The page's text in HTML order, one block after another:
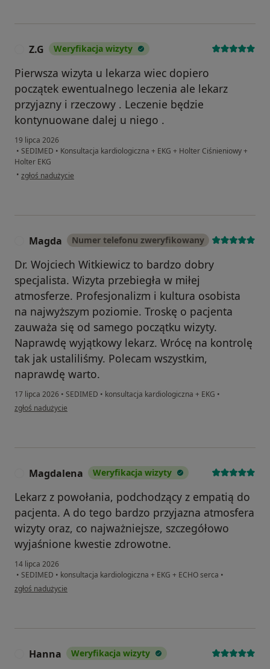
Z.G Weryfikacja wizyty
Pierwsza wizyta u lekarza wiec dopiero
początek ewentualnego leczenia ale lekarz
przyjazny i rzeczowy . Leczenie będzie
kontynuowane dalej u niego .
19 lipca 2026
• SEDIMED • Konsultacja kardiologiczna + EKG + Holter Ciśnieniowy +
Holter EKG
• w opinii użytkownika Z.G
zgłoś nadużycie
Magda Numer telefonu zweryfikowany
Dr. Wojciech Witkiewicz to bardzo dobry
specjalista. Wizyta przebiegła w miłej
atmosferze. Profesjonalizm i kultura osobista
na najwyższym poziomie. Troskę o pacjenta
zauważa się od samego początku wizyty.
Naprawdę wyjątkowy lekarz. Wrócę na kontrolę
tak jak ustaliliśmy. Polecam wszystkim,
naprawdę warto.
17 lipca 2026 • SEDIMED • konsultacja kardiologiczna + EKG •
w opinii użytkownika Magda
zgłoś nadużycie
Magdalena Weryfikacja wizyty
Lekarz z powołania, podchodzący z empatią do
pacjenta. A do tego bardzo przyjazna atmosfera
wizyty oraz, co najważniejsze, szczegółowo
wyjaśnione kwestie zdrowotne.
14 lipca 2026
• SEDIMED • konsultacja kardiologiczna + EKG + ECHO serca •
w opinii użytkownika Magdalena
zgłoś nadużycie
Hanna Weryfikacja wizyty